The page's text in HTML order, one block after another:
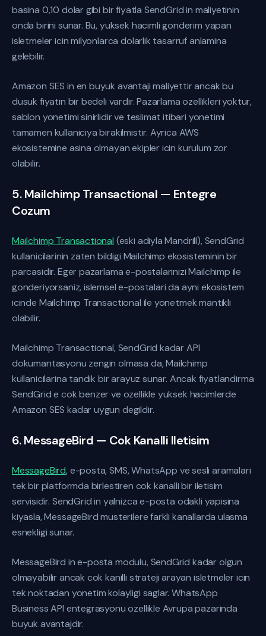
basina 0,10 dolar gibi bir fiyatla SendGrid in maliyetinin
onda birini sunar. Bu, yuksek hacimli gonderim yapan
isletmeler icin milyonlarca dolarlik tasarruf anlamina
gelebilir.
Amazon SES in en buyuk avantaji maliyettir ancak bu
dusuk fiyatin bir bedeli vardir. Pazarlama ozellikleri yoktur,
sablon yonetimi sinirlidir ve teslimat itibari yonetimi
tamamen kullaniciya birakilmistir. Ayrica AWS
ekosistemine asina olmayan ekipler icin kurulum zor
olabilir.
5. Mailchimp Transactional — Entegre
Cozum
Mailchimp Transactional (eski adiyla Mandrill), SendGrid
kullanicilarinin zaten bildigi Mailchimp ekosisteminin bir
parcasidir. Eger pazarlama e-postalarinizi Mailchimp ile
gonderiyorsaniz, islemsel e-postalari da ayni ekosistem
icinde Mailchimp Transactional ile yonetmek mantikli
olabilir.
Mailchimp Transactional, SendGrid kadar API
dokumantasyonu zengin olmasa da, Mailchimp
kullanicilarina tandik bir arayuz sunar. Ancak fiyatlandirma
SendGrid e cok benzer ve ozellikle yuksek hacimlerde
Amazon SES kadar uygun degildir.
6. MessageBird — Cok Kanalli Iletisim
MessageBird, e-posta, SMS, WhatsApp ve sesli aramalari
tek bir platformda birlestiren cok kanalli bir iletisim
servisidir. SendGrid in yalnizca e-posta odakli yapisina
kiyasla, MessageBird musterilere farkli kanallarda ulasma
esnekligi sunar.
MessageBird in e-posta modulu, SendGrid kadar olgun
olmayabilir ancak cok kanilli strateji arayan isletmeler icin
tek noktadan yonetim kolayligi saglar. WhatsApp
Business API entegrasyonu ozellikle Avrupa pazarinda
buyuk avantajdir.